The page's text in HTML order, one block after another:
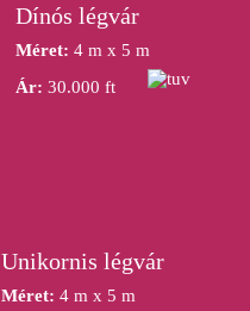
Dínós légvár
Méret: 4 m x 5 m
Ár: 30.000 ft
Unikornis légvár
Méret: 4 m x 5 m